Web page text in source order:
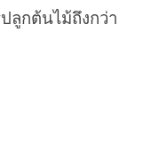
ลูกต้นไม้ถึงกว่า